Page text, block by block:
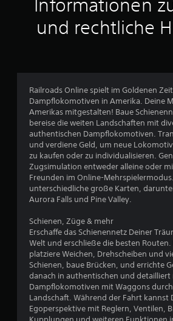
ü
h
r
e
m
p
f
i
n
d
l
i
c
e
S
t
e
u
e
r
e
Informationen
und rechtliche
Railroads Online spielt im Goldenen
Dampflokomotiven in Amerika. Deine
Amerikas mitgestalten! Baue
bereise die weiten Landschaften mit
authentischen Dampflokomotiven.
und verdiene Geld, um neue
zu kaufen oder zu individualisieren.
Zugsimulation entweder alleine oder
Freunden im Online-
unterschiedliche große Karten,
Aurora Falls und Pine Valley.
Schienen, Züge & mehr
Erschaffe das Schienennetz Deiner
Welt und erschließe die besten Routen.
platziere Weichen, Drehscheiben und
Schienen, baue Brücken, und errichte
danach in authentischen und detailliert
Dampflokomotiven mit Waggons
Landschaft. Während der Fahrt kannst
Egoperspektive mit Reglern, Ventilen,